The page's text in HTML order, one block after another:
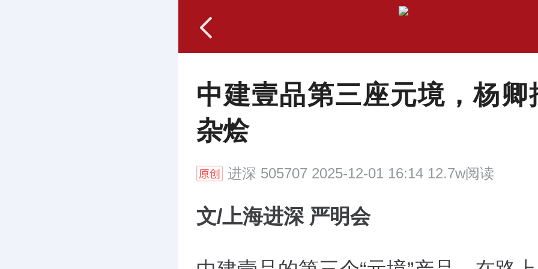
中建壹品第三座元境，杨卿
杂烩
进深 505707 2025-12-01 16:14 12.7w阅读
文/上海进深 严明会